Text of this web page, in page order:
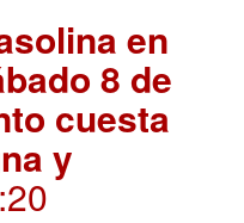
en
8 de
cuesta
y